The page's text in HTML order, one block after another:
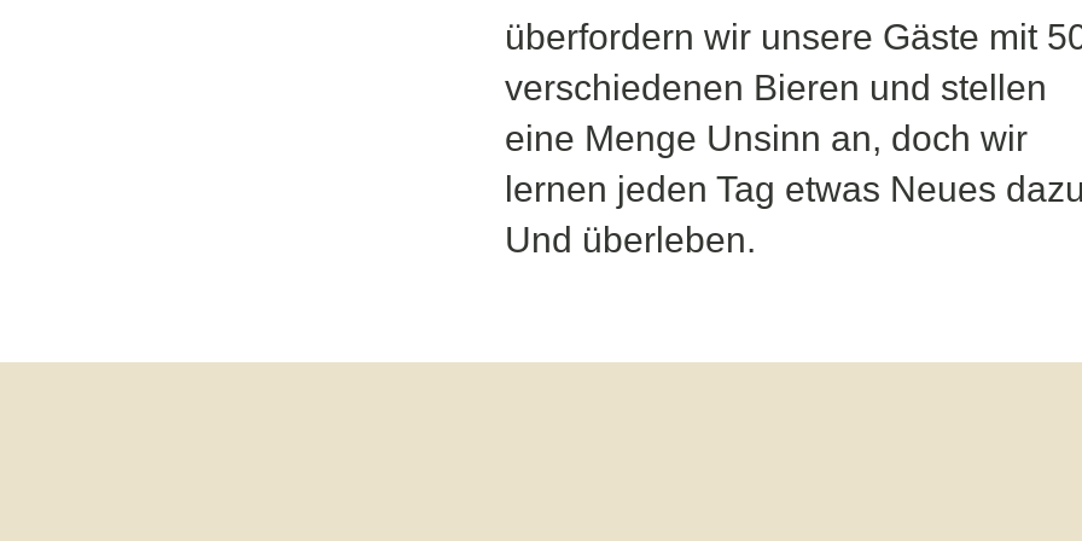
überfordern wir unsere Gäste mit
verschiedenen Bieren und stellen
eine Menge Unsinn an, doch wir
lernen jeden Tag etwas Neues
Und überleben.